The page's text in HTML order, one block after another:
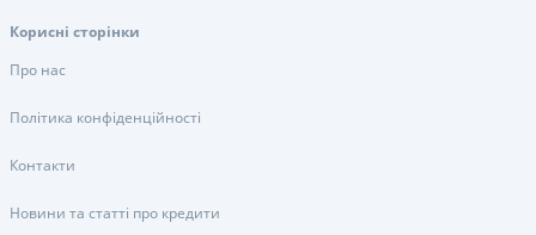
Корисні сторінки
Про нас
Політика конфіденційності
Контакти
Новини та статті про кредити